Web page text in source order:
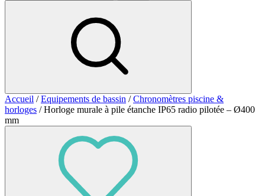
Accueil /Equipements de bassin /Chronomètres piscine &
horloges / Horloge murale à pile étanche IP65 radio pilotée – Ø400
mm